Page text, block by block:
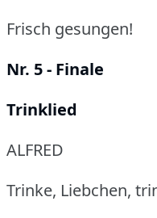
Frisch gesungen!
Nr. 5 - Finale
Trinklied
ALFRED
Trinke, Liebchen,